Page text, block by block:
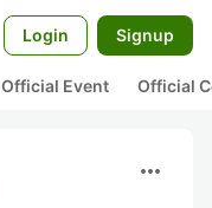
Login Signup
Official Event Official
more_horiz